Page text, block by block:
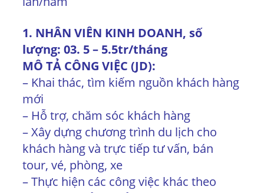
1. NHÂN VIÊN KINH DOANH, số
lượng: 03. 5 – 5.5tr/tháng
MÔ TẢ CÔNG VIỆC (JD):
– Khai thác, tìm kiếm nguồn khách hàng
mới
– Hỗ trợ, chăm sóc khách hàng
– Xây dựng chương trình du lịch cho
khách hàng và trực tiếp tư vấn, bán
tour, vé, phòng, xe
– Thực hiện các công việc khác theo